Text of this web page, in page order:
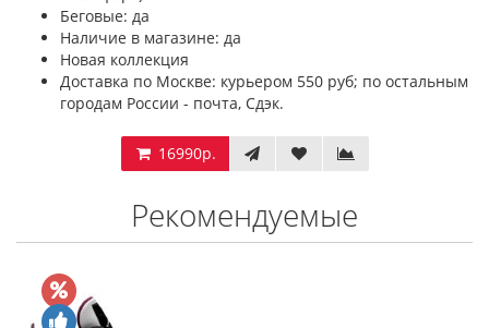
Беговые: да
Наличие в магазине: да
Новая коллекция
Доставка по Москве: курьером 550 руб; по остальным
городам России - почта, Сдэк.
16990р.
Рекомендуемые